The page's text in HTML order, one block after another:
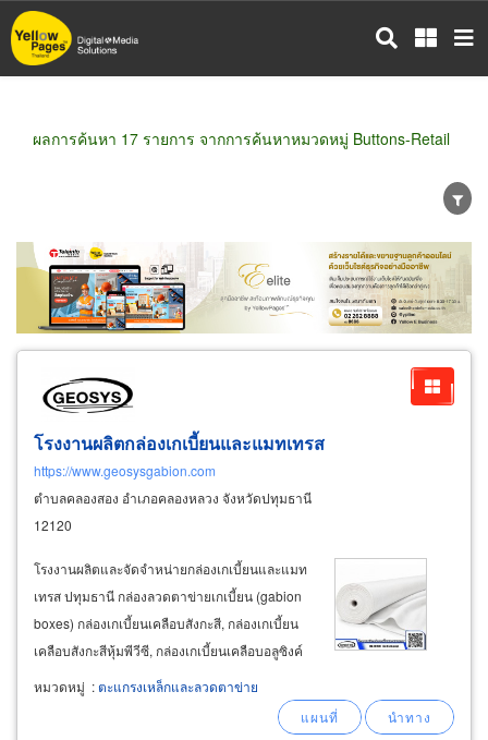
ข้าม
ไป
ผลการค้นหา 17 รายการ จากการค้นหาหมวดหมู่ Buttons-Retail
ขายส่ง ขายปลีก ผู้ผลิต
ตัวแทนจัดจำหน่าย
ผู้ส่งออก/นำเข้า
ธุรกิจบริการ
โรงงานผลิตกล่องเกเบี้ยนและแมทเทรส
https://www.geosysgabion.com
ตำบลคลองสอง อำเภอคลองหลวง จังหวัดปทุมธานี
12120
โรงงานผลิตและจัดจำหน่ายกล่องเกเบี้ยนและแมท
เทรส ปทุมธานี กล่องลวดตาข่ายเกเบี้ยน (gabion
boxes) กล่องเกเบี้ยนเคลือบสังกะสี, กล่องเกเบี้ยน
เคลือบสังกะสีหุ้มพีวีซี, กล่องเกเบี้ยนเคลือบอลูซิงค์
และกล่องเกบี้ยนเทอราเมทเคลือบสังกะสี
(terramesh) ขนาดต่าง ๆ ดังนี้ กล่องเกเบี้ยน ขนาด
หมวดหมู่ :ตะแกรงเหล็กและลวดตาข่าย